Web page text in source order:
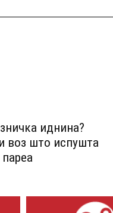
иднина?
воз што испушта